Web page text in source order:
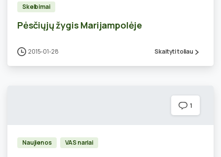
Skelbimai
Pėsčiųjų žygis Marijampolėje
2015-01-28 Skaityti toliau
1
Naujienos VAS nariai